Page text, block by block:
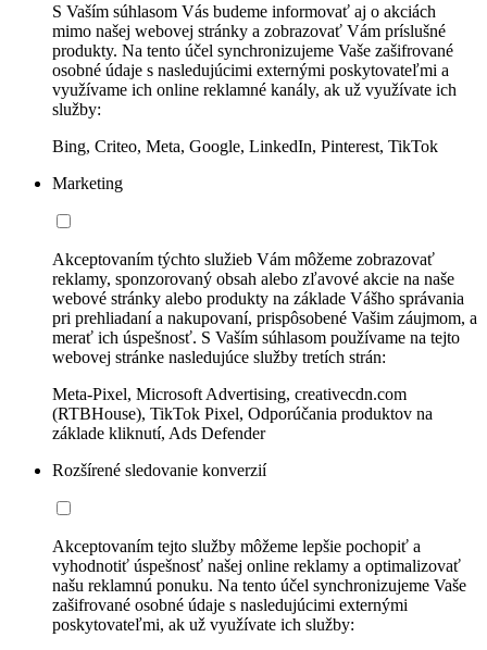
S Vaším súhlasom Vás budeme informovať aj o akciách
mimo našej webovej stránky a zobrazovať Vám príslušné
produkty. Na tento účel synchronizujeme Vaše zašifrované
osobné údaje s nasledujúcimi externými poskytovateľmi a
využívame ich online reklamné kanály, ak už využívate ich
služby:
Bing, Criteo, Meta, Google, LinkedIn, Pinterest, TikTok
Marketing
Akceptovaním týchto služieb Vám môžeme zobrazovať
reklamy, sponzorovaný obsah alebo zľavové akcie na naše
webové stránky alebo produkty na základe Vášho správania
pri prehliadaní a nakupovaní, prispôsobené Vašim záujmom, a
merať ich úspešnosť. S Vaším súhlasom používame na tejto
webovej stránke nasledujúce služby tretích strán:
Meta-Pixel, Microsoft Advertising, creativecdn.com
(RTBHouse), TikTok Pixel, Odporúčania produktov na
základe kliknutí, Ads Defender
Rozšírené sledovanie konverzií
Akceptovaním tejto služby môžeme lepšie pochopiť a
vyhodnotiť úspešnosť našej online reklamy a optimalizovať
našu reklamnú ponuku. Na tento účel synchronizujeme Vaše
zašifrované osobné údaje s nasledujúcimi externými
poskytovateľmi, ak už využívate ich služby: